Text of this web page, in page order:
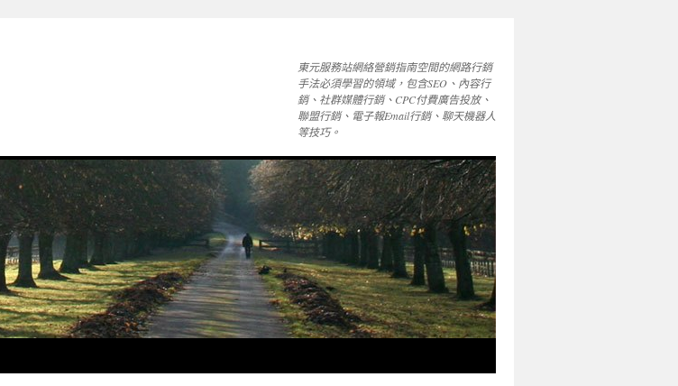
東元服務站網絡營銷指南空間的網路行銷
手法必須學習的領域，包含SEO、內容行
銷、社群媒體行銷、CPC付費廣告投放、
聯盟行銷、電子報Email行銷、聊天機器人
等技巧。